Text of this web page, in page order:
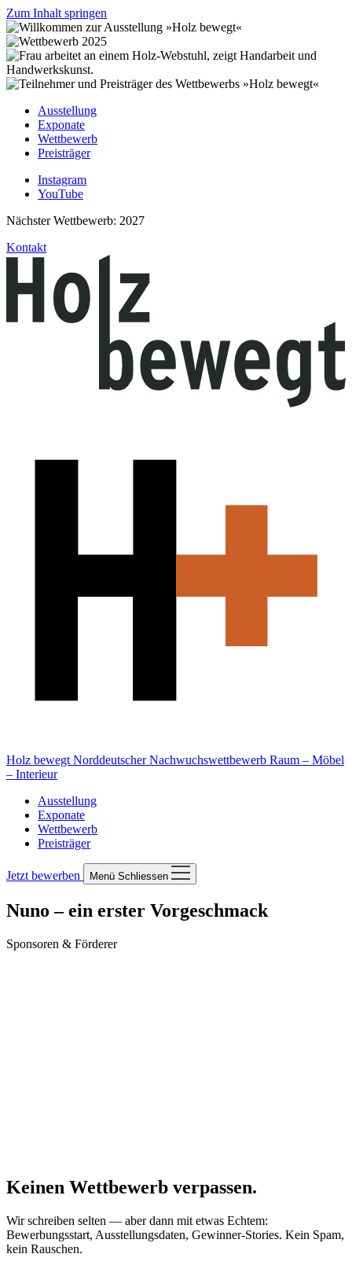
Zum Inhalt springen
Ausstellung
Exponate
Wettbewerb
Preisträger
Instagram
YouTube
Nächster Wettbewerb: 2027
Kontakt
Holz bewegt Norddeutscher Nachwuchswettbewerb Raum – Möbel
– Interieur
Ausstellung
Exponate
Wettbewerb
Preisträger
Jetzt bewerben Menü Schliessen
Nuno – ein erster Vorgeschmack
Sponsoren & Förderer
Keinen Wettbewerb verpassen.
Wir schreiben selten — aber dann mit etwas Echtem:
Bewerbungsstart, Ausstellungsdaten, Gewinner-Stories. Kein Spam,
kein Rauschen.